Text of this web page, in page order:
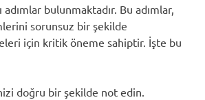
bulunmaktadır. Bu adımlar,
sorunsuz bir şekilde
için kritik öneme sahiptir. İşte bu
doğru bir şekilde not edin.